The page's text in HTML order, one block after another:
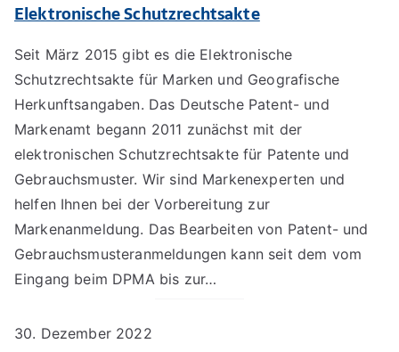
Elektronische Schutzrechtsakte
Seit März 2015 gibt es die Elektronische
Schutzrechtsakte für Marken und Geografische
Herkunftsangaben. Das Deutsche Patent- und
Markenamt begann 2011 zunächst mit der
elektronischen Schutzrechtsakte für Patente und
Gebrauchsmuster. Wir sind Markenexperten und
helfen Ihnen bei der Vorbereitung zur
Markenanmeldung. Das Bearbeiten von Patent- und
Gebrauchsmusteranmeldungen kann seit dem vom
Eingang beim DPMA bis zur…
30. Dezember 2022